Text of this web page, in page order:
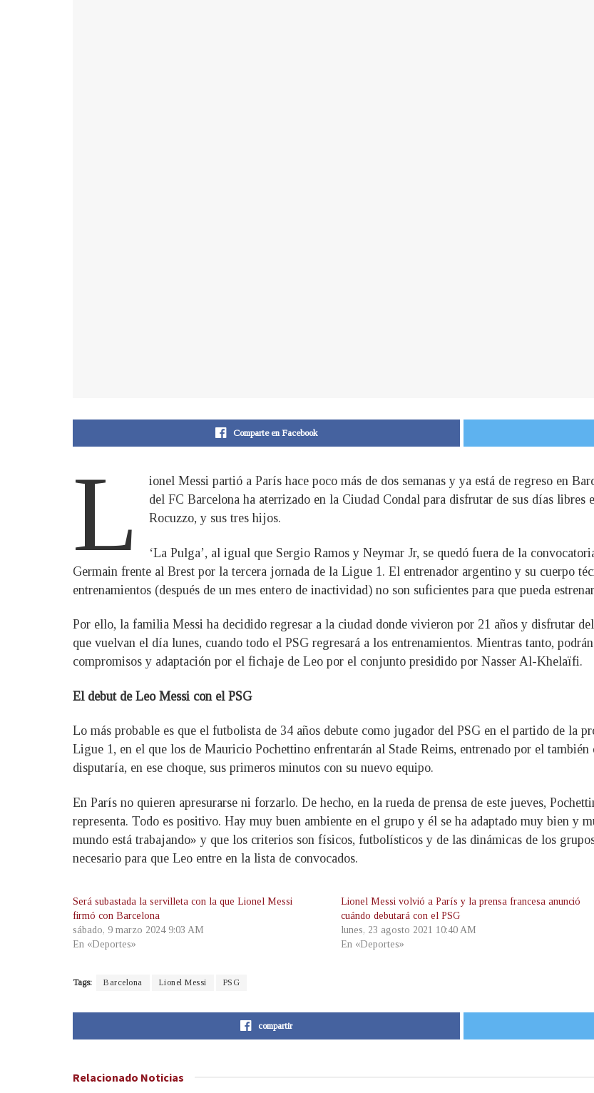
Comparte en Facebook
L
ionel Messi partió a París hace poco más de dos semanas y ya está de regreso en
del FC Barcelona ha aterrizado en la Ciudad Condal para disfrutar de sus días libres
Rocuzzo, y sus tres hijos.
‘La Pulga’, al igual que Sergio Ramos y Neymar Jr, se quedó fuera de la
Germain frente al Brest por la tercera jornada de la Ligue 1. El entrenador argentino y su cuerpo
entrenamientos (después de un mes entero de inactividad) no son suficientes para que pueda
Por ello, la familia Messi ha decidido regresar a la ciudad donde vivieron por 21 años y disfrutar
que vuelvan el día lunes, cuando todo el PSG regresará a los entrenamientos. Mientras tanto,
compromisos y adaptación por el fichaje de Leo por el conjunto presidido por Nasser Al-Khelaïfi.
El debut de Leo Messi con el PSG
Lo más probable es que el futbolista de 34 años debute como jugador del PSG en el partido de la
Ligue 1, en el que los de Mauricio Pochettino enfrentarán al Stade Reims, entrenado por el
disputaría, en ese choque, sus primeros minutos con su nuevo equipo.
En París no quieren apresurarse ni forzarlo. De hecho, en la rueda de prensa de este jueves,
representa. Todo es positivo. Hay muy buen ambiente en el grupo y él se ha adaptado muy bien y
mundo está trabajando» y que los criterios son físicos, futbolísticos y de las dinámicas de los
necesario para que Leo entre en la lista de convocados.
Será subastada la servilleta con la que Lionel Messi
firmó con Barcelona
sábado, 9 marzo 2024 9:03 AM
En «Deportes»
Lionel Messi volvió a París y la prensa francesa anunció
cuándo debutará con el PSG
lunes, 23 agosto 2021 10:40 AM
En «Deportes»
Tags: Barcelona Lionel Messi PSG
compartir
Relacionado Noticias